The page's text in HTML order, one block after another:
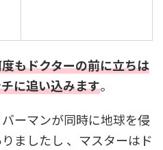
もドクターの前に立ちは
に追い込みます。
ーマンが同時に地球を侵
ましたし 、マスターはド